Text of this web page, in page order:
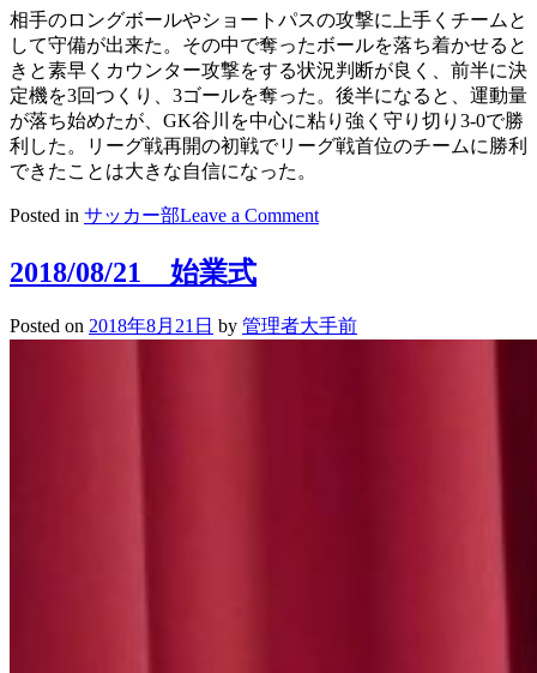
デ
ー
準
備
相手のロングボールやショートパスの攻撃に上手くチームと
して守備が出来た。その中で奪ったボールを落ち着かせると
きと素早くカウンター攻撃をする状況判断が良く、前半に決
定機を3回つくり、3ゴールを奪った。後半になると、運動量
が落ち始めたが、GK谷川を中心に粘り強く守り切り3-0で勝
利した。リーグ戦再開の初戦でリーグ戦首位のチームに勝利
できたことは大きな自信になった。
Posted in サッカー部Leave a Commenton
つ
い
2018/08/21 始業式
Posted on 2018年8月21日 by 管理者大手前